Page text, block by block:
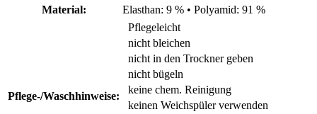
Material:
Elasthan: 9 % • Polyamid: 91 %
Pflege-/Waschhinweise:
Pflegeleicht
nicht bleichen
nicht in den Trockner geben
nicht bügeln
keine chem. Reinigung
keinen Weichspüler verwenden